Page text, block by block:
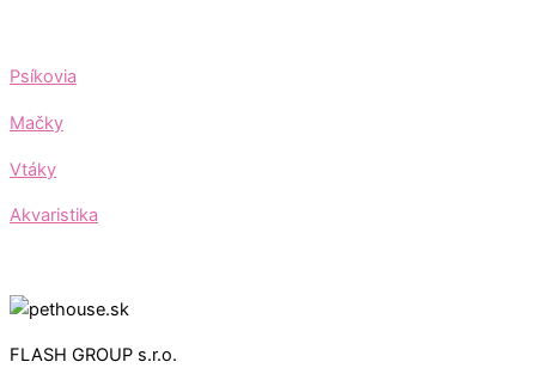
Psíkovia
Mačky
Vtáky
Akvaristika
FLASH GROUP s.r.o.